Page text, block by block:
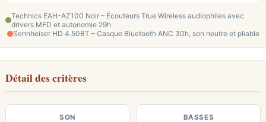
Technics EAH-AZ100 Noir – Écouteurs True Wireless audiophiles avec
drivers MFD et autonomie 29h
Sennheiser HD 4.50BT – Casque Bluetooth ANC 30h, son neutre et pliable
Détail des critères
SON BASSES